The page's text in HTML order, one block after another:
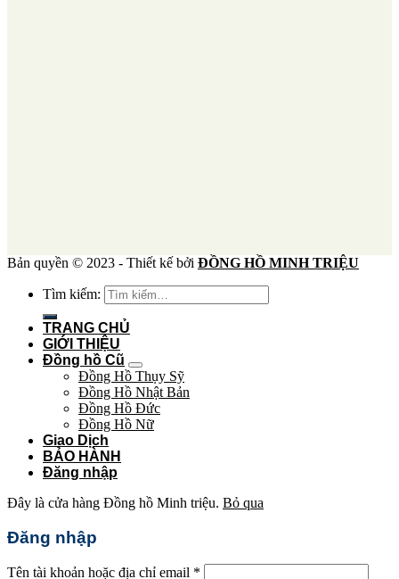
Bản quyền © 2023 - Thiết kế bởi ĐỒNG HỒ MINH TRIỆU
Tìm kiếm:
TRANG CHỦ
GIỚI THIỆU
Đồng hồ Cũ
Đồng Hồ Thụy Sỹ
Đồng Hồ Nhật Bản
Đồng Hồ Đức
Đồng Hồ Nữ
Giao Dịch
BẢO HÀNH
Đăng nhập
Đây là cửa hàng Đồng hồ Minh triệu. Bỏ qua
Đăng nhập
Tên tài khoản hoặc địa chỉ email *